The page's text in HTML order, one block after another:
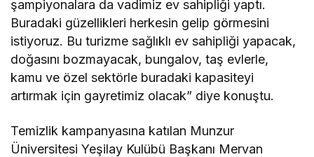
şampiyonalara da vadimiz ev sahipliği yaptı.
Buradaki güzellikleri herkesin gelip görmesini
istiyoruz. Bu turizme sağlıklı ev sahipliği yapacak,
doğasını bozmayacak, bungalov, taş evlerle,
kamu ve özel sektörle buradaki kapasiteyi
artırmak için gayretimiz olacak” diye konuştu.
Temizlik kampanyasına katılan Munzur
Üniversitesi Yeşilay Kulübü Başkanı Mervan